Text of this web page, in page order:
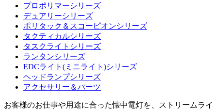
プロポリマーシリーズ
デュアリーシリーズ
ポリタック＆スコーピオンシリーズ
タクティカルシリーズ
タスクライトシリーズ
ランタンシリーズ
EDCライト(ミニライト)シリーズ
ヘッドランプシリーズ
アクセサリー＆パーツ
お客様のお仕事や用途に合った懐中電灯を、ストリームライ